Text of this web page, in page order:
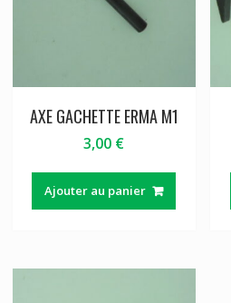
AXE GACHETTE ERMA M1
3,00 €
Ajouter au panier